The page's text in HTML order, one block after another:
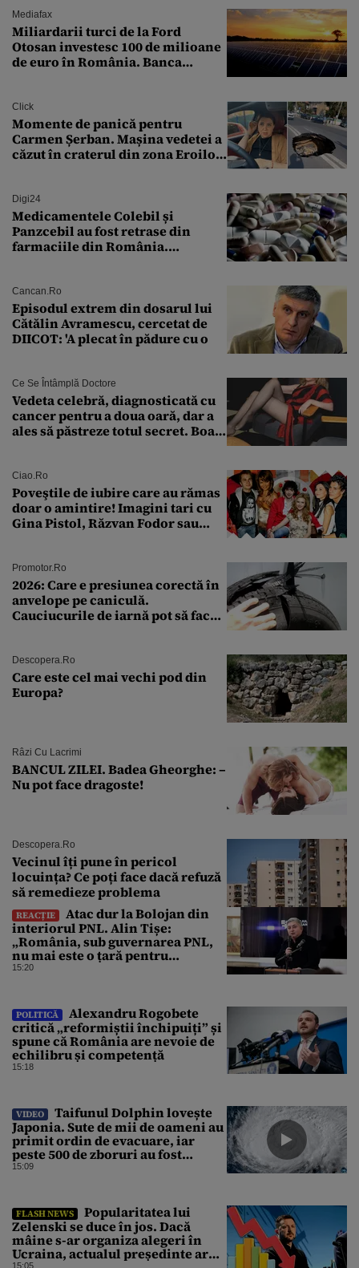
Mediafax
Miliardarii turci de la Ford
Otosan investesc 100 de milioane
de euro în România. Banca
Click
Momente de panică pentru
Carmen Șerban. Mașina vedetei a
căzut în craterul din zona Eroilor:
Digi24
Medicamentele Colebil și
Panzcebil au fost retrase din
farmaciile din România.
Cancan.ro
Episodul extrem din dosarul lui
Cătălin Avramescu, cercetat de
DIICOT: 'A plecat în pădure cu o
Ce Se Întâmplă Doctore
Vedeta celebră, diagnosticată cu
cancer pentru a doua oară, dar a
ales să păstreze totul secret. Boala
Ciao.ro
Poveştile de iubire care au rămas
doar o amintire! Imagini tari cu
Gina Pistol, Răzvan Fodor sau
Promotor.ro
2026: Care e presiunea corectă în
anvelope pe caniculă.
Cauciucurile de iarnă pot să facă
Descopera.ro
Care este cel mai vechi pod din
Europa?
Râzi Cu Lacrimi
BANCUL ZILEI. Badea Gheorghe: –
Nu pot face dragoste!
Descopera.ro
Vecinul îți pune în pericol
locuința? Ce poți face dacă refuză
să remedieze problema
REACȚIE
Atac dur la Bolojan din
interiorul PNL. Alin Tișe:
„România, sub guvernarea PNL,
nu mai este o țară pentru
investitori”
15:20
POLITICĂ
Alexandru Rogobete
critică „reformiștii închipuiți” și
spune că România are nevoie de
echilibru și competență
15:18
VIDEO
Taifunul Dolphin lovește
Japonia. Sute de mii de oameni au
primit ordin de evacuare, iar
peste 500 de zboruri au fost
anulate
15:09
FLASH NEWS
Popularitatea lui
Zelenski se duce în jos. Dacă
mâine s-ar organiza alegeri în
Ucraina, actualul președinte ar
15:05